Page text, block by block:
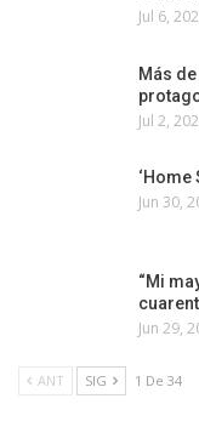
Jul 6,
Más
Jul 2,
‘Home
Jun 30,
“Mi
Jun 29,
ANT SIG 1 De 34